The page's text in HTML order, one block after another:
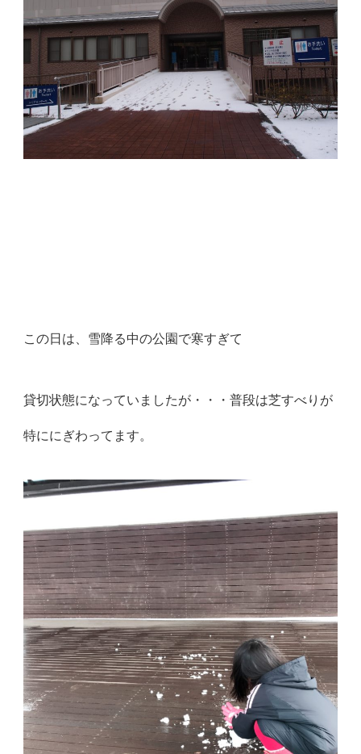
この日は、雪降る中の公園で寒すぎて
貸切状態になっていましたが・・・普段は芝すべりが
特ににぎわってます。